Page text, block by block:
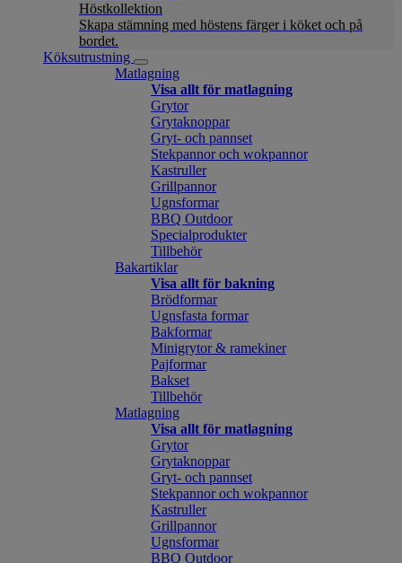
Höstkollektion
Skapa stämning med höstens färger i köket och på
bordet.
Köksutrustning
Matlagning
Visa allt för matlagning
Grytor
Grytaknoppar
Gryt- och pannset
Stekpannor och wokpannor
Kastruller
Grillpannor
Ugnsformar
BBQ Outdoor
Specialprodukter
Tillbehör
Bakartiklar
Visa allt för bakning
Brödformar
Ugnsfasta formar
Bakformar
Minigrytor & ramekiner
Pajformar
Bakset
Tillbehör
Matlagning
Visa allt för matlagning
Grytor
Grytaknoppar
Gryt- och pannset
Stekpannor och wokpannor
Kastruller
Grillpannor
Ugnsformar
BBQ Outdoor